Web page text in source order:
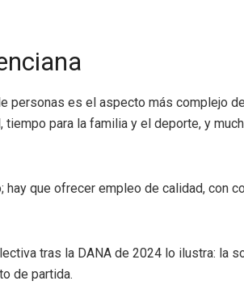
personas es el aspecto más complejo
para la familia y el deporte, y
que ofrecer empleo de calidad, con
tras la DANA de 2024 lo ilustra: la
de partida.